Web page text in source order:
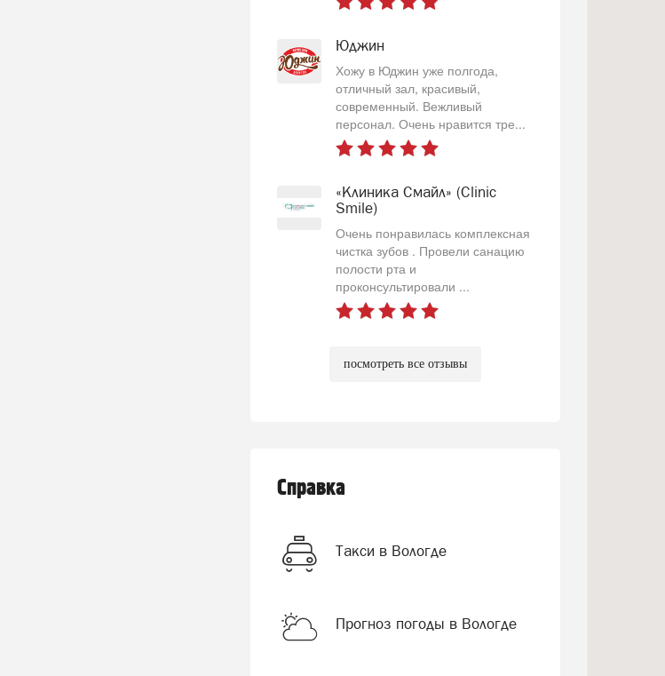
Юджин
Хожу в Юджин уже полгода,
отличный зал, красивый,
современный. Вежливый
персонал. Очень нравится тре...
«Клиника Смайл» (Clinic
Smile)
Очень понравилась комплексная
чистка зубов . Провели санацию
полости рта и
проконсультировали ...
посмотреть все отзывы
Справка
Такси в Вологде
Прогноз погоды в Вологде